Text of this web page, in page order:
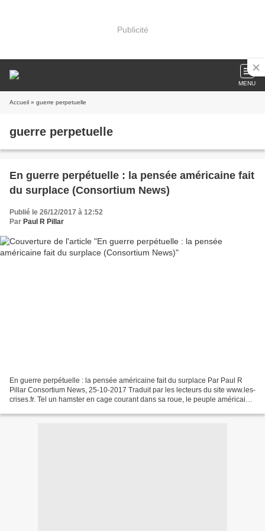
Publicité
MENU
Accueil » guerre perpetuelle
guerre perpetuelle
En guerre perpétuelle : la pensée américaine fait
du surplace (Consortium News)
Publié le 26/12/2017 à 12:52
Par Paul R Pillar
En guerre perpétuelle : la pensée américaine fait du surplace Par Paul R
Pillar Consortium News, 25-10-2017 Traduit par les lecteurs du site www.les-
crises.fr. Tel un hamster en cage courant dans sa roue, le peuple américain